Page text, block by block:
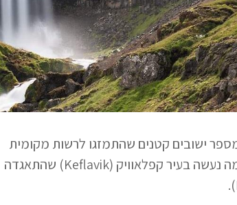
ישובים קטנים שהתמזגו לרשות מקומית
אחת כחלק מתוכנית ארצית לצמצום הוצאות מוניציפליות. תהליך דומה נעשה בעיר קפלאוויק (Keflavik) שהתאגדה